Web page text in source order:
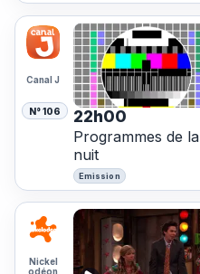
Canal J
N° 106 22h00
Programmes de la
nuit
Emission
Nickel
odéon